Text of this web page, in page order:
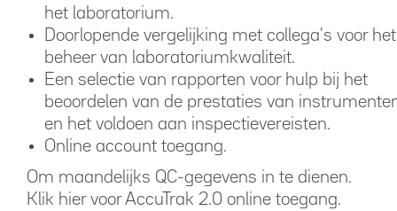
het laboratorium.
Doorlopende vergelijking met collega's voor het
beheer van laboratoriumkwaliteit.
Een selectie van rapporten voor hulp bij het
beoordelen van de prestaties van
en het voldoen aan inspectievereisten.
Online account toegang.
Om maandelijks QC-gegevens in te dienen.
Klik hiervoor AccuTrak 2.0 online toegang.